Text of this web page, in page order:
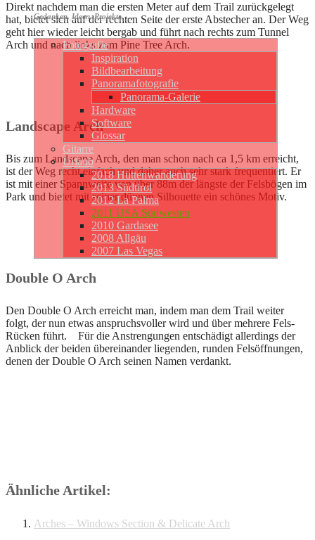
Gedanken, Ideen, Projekte, …
Fotografie
Inspiration
Bildbearbeitung
Panoramafotografie
Panorama-Galerie
Hardware
Software
Glossar
Gitarre
Urlaub
2018 Hüttenwanderung
2013 Südtirol
2012 La Palma
2011 USA Südwesten
2010 Gardasee
2008 Allgäu
2007 Las Vegas
Direkt nachdem man die ersten Meter auf dem Trail zurückgelegt
hat, bietet sich auf der rechten Seite der erste Abstecher an. Der Weg
geht hier wieder leicht bergab und führt nach rechts zum Tunnel
Arch und nach links zum Pine Tree Arch.
Landscape Arch
Bis zum Landscape Arch, den man schon nach ca 1,5 km erreicht,
ist der Weg recht einfach und daher auch sehr stark frequentiert. Er
ist mit einer Spannweite von über 88m der längste der Felsbögen im
Park und bietet mit seiner dünnen Silhouette ein schönes Motiv.
Double O Arch
Den Double O Arch erreicht man, indem man dem Trail weiter
folgt, der nun etwas anspruchsvoller wird und über mehrere Fels-
Rücken führt. Für die Anstrengungen entschädigt allerdings der
Anblick der beiden übereinander liegenden, runden Felsöffnungen,
denen der Double O Arch seinen Namen verdankt.
Ähnliche Artikel:
Arches – Windows Section & Delicate Arch